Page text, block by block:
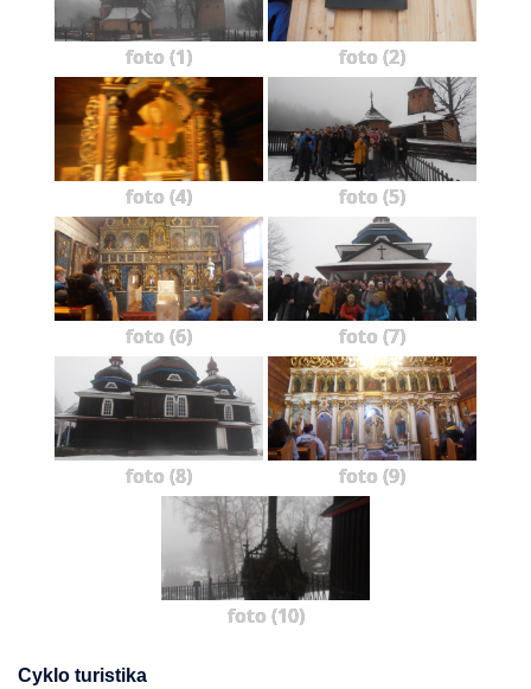
foto (1) foto (2)
foto (4) foto (5)
foto (6) foto (7)
foto (8) foto (9)
foto (10)
Cyklo turistika